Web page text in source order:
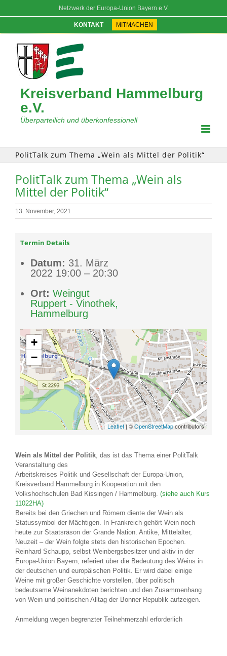
Netzwerk der Europa-Union Bayern e.V.
KONTAKT MITMACHEN
Kreisverband Hammelburg
e.V.
Überparteilich und überkonfessionell
PolitTalk zum Thema „Wein als Mittel der Politik“
PolitTalk zum Thema „Wein als
Mittel der Politik“
13. November, 2021
Termin Details
Datum: 31. März
2022 19:00 – 20:30
Ort: Weingut
Ruppert - Vinothek,
Hammelburg
+
−
Leaflet | ©OpenStreetMapcontributors
Wein als Mittel der Politik, das ist das Thema einer PolitTalk
Veranstaltung des
Arbeitskreises Politik und Gesellschaft der Europa-Union,
Kreisverband Hammelburg in Kooperation mit den
Volkshochschulen Bad Kissingen / Hammelburg. (siehe auch Kurs
11022HA)
Bereits bei den Griechen und Römern diente der Wein als
Statussymbol der Mächtigen. In Frankreich gehört Wein noch
heute zur Staatsräson der Grande Nation. Antike, Mittelalter,
Neuzeit – der Wein folgte stets den historischen Epochen.
Reinhard Schaupp, selbst Weinbergsbesitzer und aktiv in der
Europa-Union Bayern, referiert über die Bedeutung des Weins in
der deutschen und europäischen Politik. Er wird dabei einige
Weine mit großer Geschichte vorstellen, über politisch
bedeutsame Weinanekdoten berichten und den Zusammenhang
von Wein und politischen Alltag der Bonner Republik aufzeigen.
Anmeldung wegen begrenzter Teilnehmerzahl erforderlich